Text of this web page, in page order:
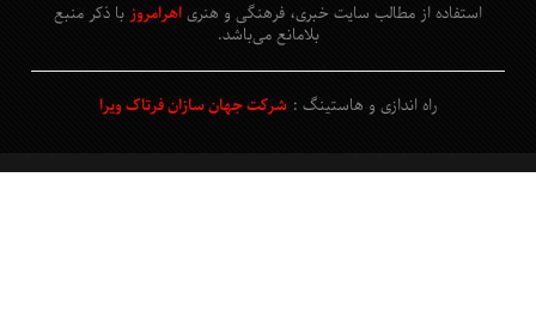
استفاده از مطالب سایت خبری، فرهنگی و هنری اهرامروز با ذکر منبع
بلامانع می‌باشد.
راه اندازی و هاستینگ :شرکت جهان سازان فرتاک ویرا